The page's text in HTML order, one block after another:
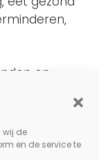
wij de
en de service te
en
situatie
financiële